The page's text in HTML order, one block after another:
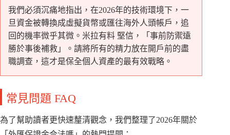
我們必須沉痛地指出，在2026年的技術環境下，一
旦資金被轉換成虛擬貨幣或匯往海外人頭帳戶，追
回的機率微乎其微。米拉有料 堅信，「事前防禦遠
勝於事後補救」。請將所有的精力放在開戶前的盡
職調查，這才是保全個人資產的最有效戰略。
常見問題 FAQ
為了幫助讀者更快速釐清觀念，我們整理了2026年關於